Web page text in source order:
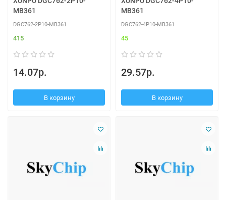
MB361
DGC762-2P10-MB361
415
14.07р.
В корзину
MB361
DGC762-4P10-MB361
45
29.57р.
В корзину